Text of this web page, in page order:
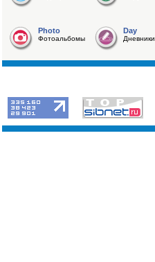
Photo
Фотоальбомы
Day
Дневники